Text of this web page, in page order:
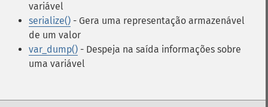
variável
serialize() - Gera uma representação armazenável
de um valor
var_dump() - Despeja na saída informações sobre
uma variável